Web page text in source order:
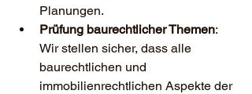
Planungen.
Prüfung baurechtlicher Themen:
Wir stellen sicher, dass alle
baurechtlichen und
immobilienrechtlichen Aspekte der